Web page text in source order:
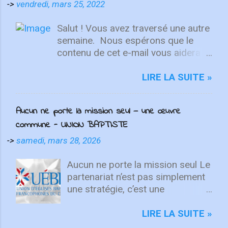
-> vendredi, mars 25, 2022
Salut ! Vous avez traversé une autre
semaine. ⁣ Nous espérons que le
contenu de cet e-mail vous aidera à
Quelle que soit la semaine que vous
une nouvelle chance de se détendre
et de se reposer en Lui. "Puisque
vous êtes ressuscités avec Christ,
d'en haut, où Christ est assis à la
droite de Dieu. Ayez l'esprit sur les
choses d'en haut, non sur les
choses terrestres" - Colossiens
3:1-2 L'équipe d'intégrité ÉCOUTE
LIRE LA SUITE »
Aucun ne porte la mission seul — une œuvre
commune - UNION BAPTISTE
-> samedi, mars 28, 2026
Aucun ne porte la mission seul Le
partenariat n’est pas simplement
une stratégie, c’est une
des personnes aux dons et
LIRE LA SUITE »